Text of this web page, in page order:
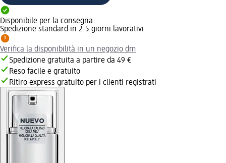
Disponibile per la consegna
Spedizione standard in 2-5 giorni lavorativi
Verifica la disponibilità in un negozio dm
Spedizione gratuita a partire da 49 €
Reso facile e gratuito
Ritiro express gratuito per i clienti registrati